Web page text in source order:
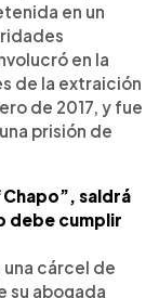
en un
en la
de la extraición
de 2017, y fue
prisión de
saldrá
debe cumplir
una cárcel de
su abogada